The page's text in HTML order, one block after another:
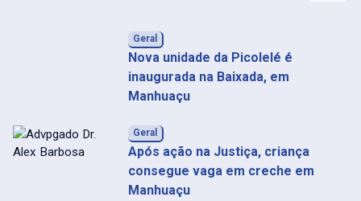
Geral
Nova unidade da Picolelé é
inaugurada na Baixada, em
Manhuaçu
Geral
Após ação na Justiça, criança
consegue vaga em creche em
Manhuaçu